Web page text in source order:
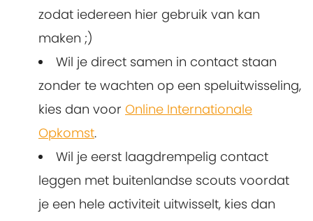
zodat iedereen hier gebruik van kan
maken ;)
Wil je direct samen in contact staan
zonder te wachten op een speluitwisseling,
kies dan voor Online Internationale
Opkomst.
Wil je eerst laagdrempelig contact
leggen met buitenlandse scouts voordat
je een hele activiteit uitwisselt, kies dan